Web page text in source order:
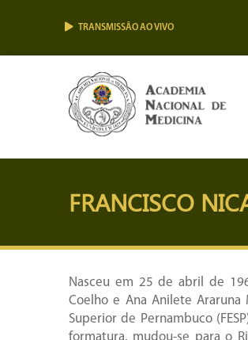
TRANSMISSÃO AO VIVO
FRANCISCO
Nasceu em 25 de abril de
Coelho e Ana Anilete Araruna
Superior de Pernambuco
formatura, mudou-se para o